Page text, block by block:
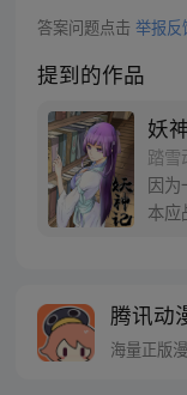
答案问题点击 举报反
提到的作品
妖
踏雪
因为
本应
腾讯动
海量正版